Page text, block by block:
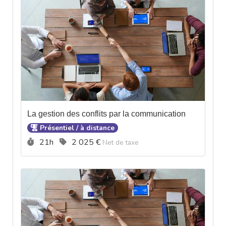
La gestion des conflits par la communication
Présentiel / à distance
Durée :
21h Prix :
2 025 € Net de taxe